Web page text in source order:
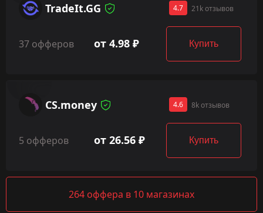
TradeIt.GG 4.7 21k отзывов
37 офферов от 4.98 ₽ Купить
CS.money 4.6 8k отзывов
5 офферов от 26.56 ₽ Купить
264 оффера в 10 магазинах